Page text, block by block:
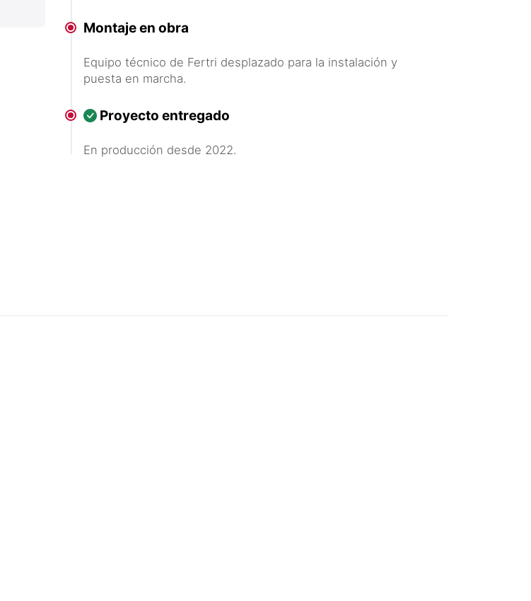
Montaje en obra
Equipo técnico de Fertri desplazado para la instalación y
puesta en marcha.
Proyecto entregado
En producción desde 2022.